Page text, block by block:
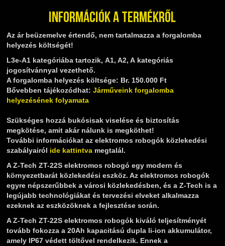
Információk a termékről
Az ár beüzemelve értendő, nem tartalmazza a forgalomba
helyezés költségét!
L3e-A1 kategóriába tartozik, A1, A2, A kategóriás
jogosítvánnyal vezethető.
A forgalomba helyezés költsége: Br. 150.000 Ft
Bővebben tájékozódhat: Járműveink forgalomba
helyezésének folyamata
Szükséges hozzá bukósisak viselése és biztosítás
megkötése, amit akár nálunk is megköthet!
További információkat az elektromos robogók közlekedési
szabályairól ide kattintva megtalál.
A Z-Tech ZT-22S elektromos robogó egy modern és
környezetbarát közlekedési eszköz. Az elektromos robogók
egyre népszerűbbek a városi közlekedésben, és a Z-Tech is a
legújabb technológiákat és tervezési elveket alkalmazza
ezeknek az eszközöknek a fejlesztése során.
A Z-Tech ZT-22S elektromos robogók kiváló teljesítményét
tovább fokozza a 20Ah kapacitású dupla li-ion akkumulátor,
amely IP67 védett töltővel rendelkezik. Ennek a